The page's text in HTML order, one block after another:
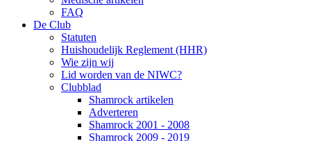
FAQ
De Club
Statuten
Huishoudelijk Reglement (HHR)
Wie zijn wij
Lid worden van de NIWC?
Clubblad
Shamrock artikelen
Adverteren
Shamrock 2001 - 2008
Shamrock 2009 - 2019